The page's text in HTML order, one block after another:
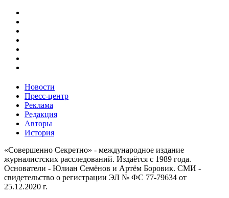
Новости
Пресс-центр
Реклама
Редакция
Авторы
История
«Совершенно Секретно» - международное издание
журналистских расследований. Издаётся с 1989 года.
Основатели - Юлиан Семёнов и Артём Боровик. CМИ -
свидетельство о регистрации ЭЛ № ФС 77-79634 от
25.12.2020 г.